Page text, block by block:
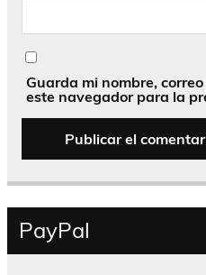
Guarda mi nombre,
este navegador para la
PayPal